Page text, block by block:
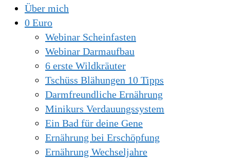
Über mich
0 Euro
Webinar Scheinfasten
Webinar Darmaufbau
6 erste Wildkräuter
Tschüss Blähungen 10 Tipps
Darmfreundliche Ernährung
Minikurs Verdauungssystem
Ein Bad für deine Gene
Ernährung bei Erschöpfung
Ernährung Wechseljahre